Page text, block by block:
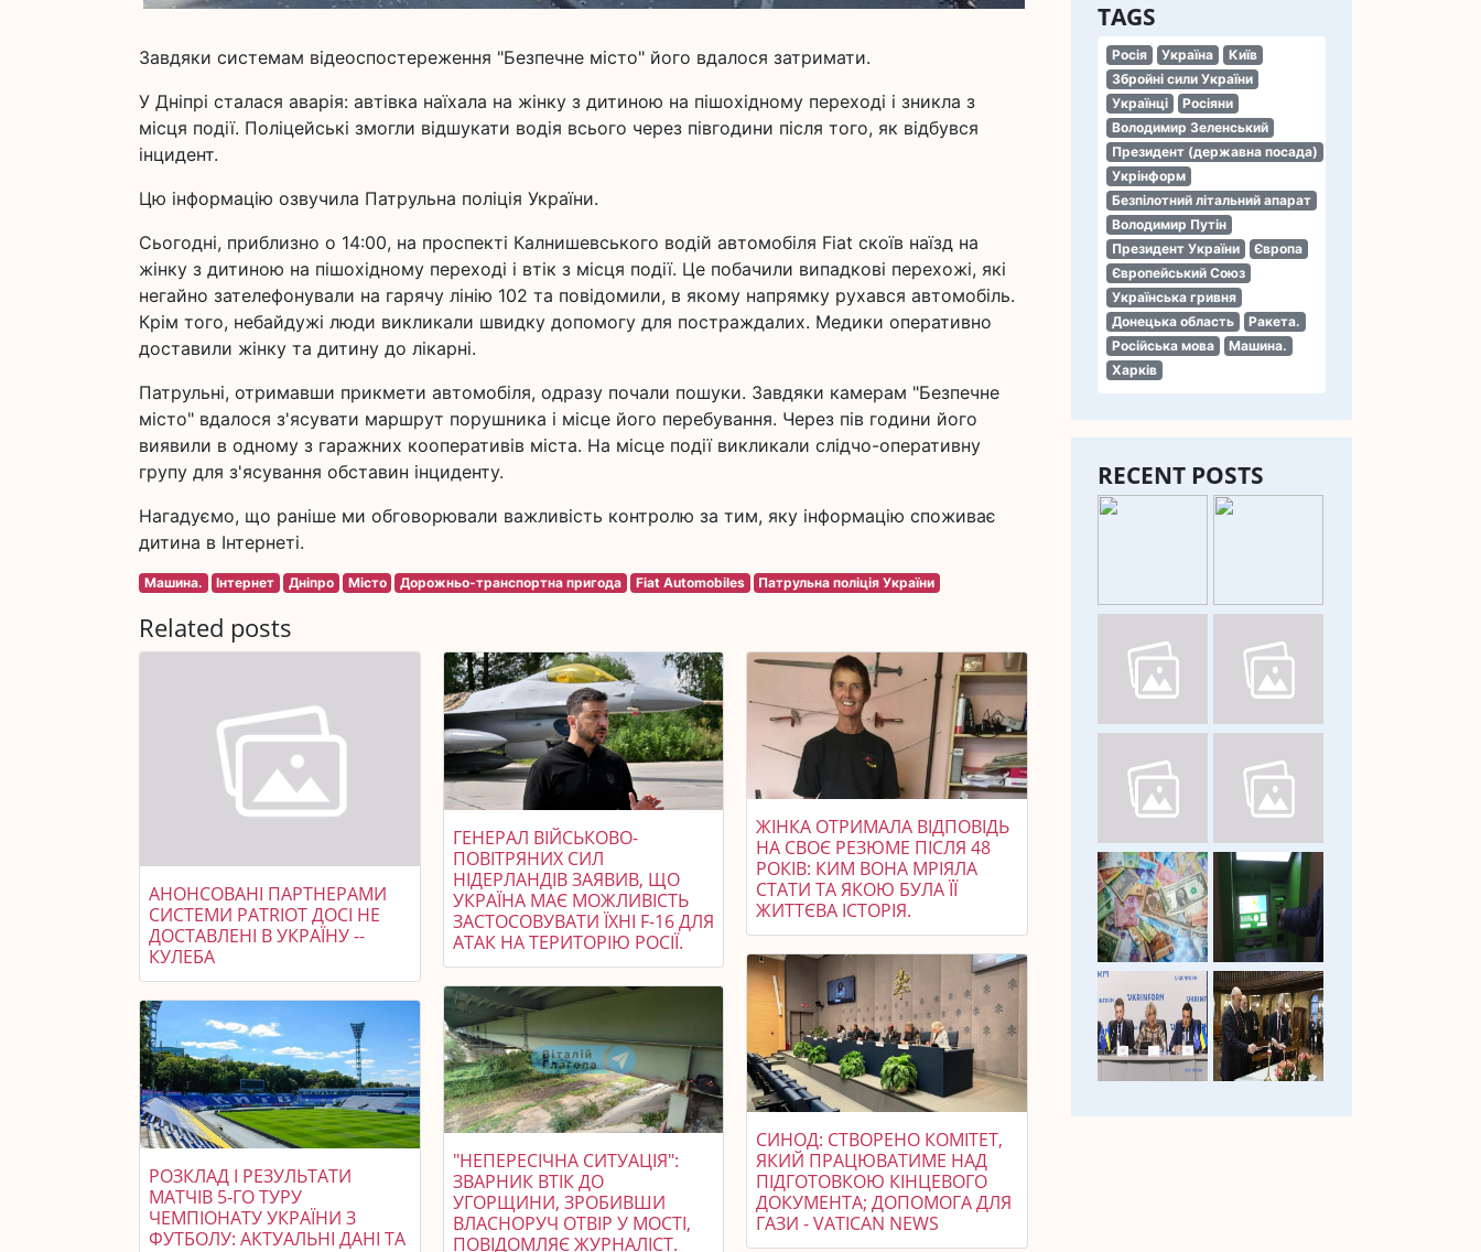
TAGS
Росія Україна
Київ
Збройні сили України
Українці
Росіяни
Володимир Зеленський
Президент (державна посада)
Укрінформ
Безпілотний літальний апарат
Володимир Путін
Президент України
Європа
Європейський Союз
Українська гривня
Донецька область
Ракета.
Російська мова
Машина.
Харків
RECENT POSTS
Завдяки системам відеоспостереження "Безпечне місто" його вдалося затримати.
У Дніпрі сталася аварія: автівка наїхала на жінку з дитиною на пішохідному переході і зникла з
місця події. Поліцейські змогли відшукати водія всього через півгодини після того, як відбувся
інцидент.
Цю інформацію озвучила Патрульна поліція України.
Сьогодні, приблизно о 14:00, на проспекті Калнишевського водій автомобіля Fiat скоїв наїзд на
жінку з дитиною на пішохідному переході і втік з місця події. Це побачили випадкові перехожі, які
негайно зателефонували на гарячу лінію 102 та повідомили, в якому напрямку рухався автомобіль.
Крім того, небайдужі люди викликали швидку допомогу для постраждалих. Медики оперативно
доставили жінку та дитину до лікарні.
Патрульні, отримавши прикмети автомобіля, одразу почали пошуки. Завдяки камерам "Безпечне
місто" вдалося з'ясувати маршрут порушника і місце його перебування. Через пів години його
виявили в одному з гаражних кооперативів міста. На місце події викликали слідчо-оперативну
групу для з'ясування обставин інциденту.
Нагадуємо, що раніше ми обговорювали важливість контролю за тим, яку інформацію споживає
дитина в Інтернеті.
Машина. Інтернет Дніпро Місто Дорожньо-транспортна пригода Fiat Automobiles Патрульна поліція України
Related posts
АНОНСОВАНІ ПАРТНЕРАМИ
СИСТЕМИ PATRIOT ДОСІ НЕ
ДОСТАВЛЕНІ В УКРАЇНУ --
КУЛЕБА
РОЗКЛАД І РЕЗУЛЬТАТИ
МАТЧІВ 5-ГО ТУРУ
ЧЕМПІОНАТУ УКРАЇНИ З
ФУТБОЛУ: АКТУАЛЬНІ ДАНІ ТА
ГЕНЕРАЛ ВІЙСЬКОВО-
ПОВІТРЯНИХ СИЛ
НІДЕРЛАНДІВ ЗАЯВИВ, ЩО
УКРАЇНА МАЄ МОЖЛИВІСТЬ
ЗАСТОСОВУВАТИ ЇХНІ F-16 ДЛЯ
АТАК НА ТЕРИТОРІЮ РОСІЇ.
"НЕПЕРЕСІЧНА СИТУАЦІЯ":
ЗВАРНИК ВТІК ДО
УГОРЩИНИ, ЗРОБИВШИ
ВЛАСНОРУЧ ОТВІР У МОСТІ,
ПОВІДОМЛЯЄ ЖУРНАЛІСТ.
ЖІНКА ОТРИМАЛА ВІДПОВІДЬ
НА СВОЄ РЕЗЮМЕ ПІСЛЯ 48
РОКІВ: КИМ ВОНА МРІЯЛА
СТАТИ ТА ЯКОЮ БУЛА ЇЇ
ЖИТТЄВА ІСТОРІЯ.
СИНОД: СТВОРЕНО КОМІТЕТ,
ЯКИЙ ПРАЦЮВАТИМЕ НАД
ПІДГОТОВКОЮ КІНЦЕВОГО
ДОКУМЕНТА; ДОПОМОГА ДЛЯ
ГАЗИ - VATICAN NEWS